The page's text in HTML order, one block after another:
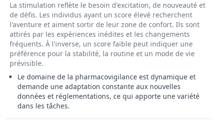
La stimulation reflète le besoin d'excitation, de nouveauté et
de défis. Les individus ayant un score élevé recherchent
l'aventure et aiment sortir de leur zone de confort. Ils sont
attirés par les expériences inédites et les changements
fréquents. À l'inverse, un score faible peut indiquer une
préférence pour la stabilité, la routine et un mode de vie
prévisible.
Le domaine de la pharmacovigilance est dynamique et
demande une adaptation constante aux nouvelles
données et réglementations, ce qui apporte une variété
dans les tâches.